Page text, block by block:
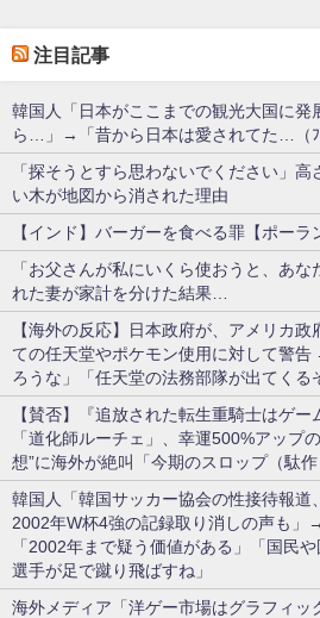
注目記事
韓国人「日本がここまでの観光大国に発
ら…」→「昔から日本は愛されてた…（ﾌ
「探そうとすら思わないでください」
い木が地図から消された理由
【インド】バーガーを食べる罪【ポーラ
「お父さんが私にいくら使おうと、あ
れた妻が家計を分けた結果…
【海外の反応】日本政府が、アメリカ
ての任天堂やポケモン使用に対して警
ろうな」「任天堂の法務部隊が出てくる
【賛否】『追放された転生重騎士はゲ
「道化師ルーチェ」、幸運500%アップ
想”に海外が絶叫「今期のスロップ（駄作
韓国人「韓国サッカー協会の性接待報道
2002年W杯4強の記録取り消しの声も」
「2002年まで疑う価値がある」「国民
選手が足で蹴り飛ばすね」
海外メディア「洋ゲー市場はグラフィッ